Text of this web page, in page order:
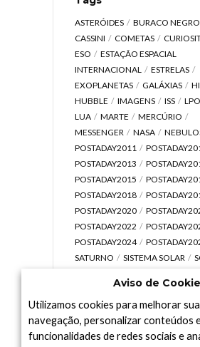
ASTERÓIDES
BURACO NEGRO
CASSINI
COMETAS
ESO
ESTAÇÃO ESPACIAL
INTERNACIONAL
ESTRELAS
EXOPLANETAS
GALÁXIAS
HUBBLE
IMAGENS ISS
LUA
MARTE
MERCÚRIO
MESSENGER
NASA
POSTADAY2011
POSTADAY2013
POSTADAY2015
POSTADAY2018
POSTADAY2020
POSTADAY2022
POSTADAY2024
SATURNO
SISTEMA SOLAR
UNIVERSO
VÍDEO
Aviso de
Utilizamos cookies para melhorar
navegação, personalizar conteúdos
funcionalidades de redes sociais e